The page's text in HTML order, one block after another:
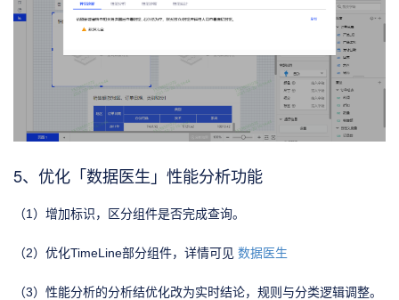
5、优化「数据医生」性能分析功能
（1）增加标识，区分组件是否完成查询。
（2）优化TimeLine部分组件，详情可见 数据医生
（3）性能分析的分析结优化改为实时结论，规则与分类逻辑调整。